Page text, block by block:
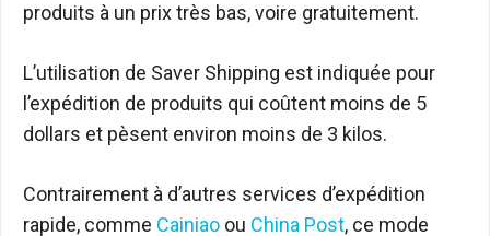
produits à un prix très bas, voire gratuitement.
L’utilisation de Saver Shipping est indiquée pour
l’expédition de produits qui coûtent moins de 5
dollars et pèsent environ moins de 3 kilos.
Contrairement à d’autres services d’expédition
rapide, comme Cainiao ou China Post, ce mode